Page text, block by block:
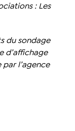
: Les
du sondage
d’affichage
l’agence